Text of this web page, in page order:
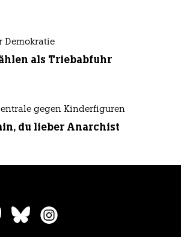
Demokratie
als Triebabfuhr
gegen Kinderfiguren
du lieber Anarchist